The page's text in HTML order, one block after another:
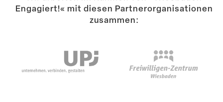
Engagiert!« mit diesen Partner­or­ga­ni­sa­tionen
zusammen: